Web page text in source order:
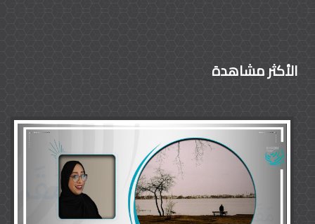
الأكثر مشاهدة